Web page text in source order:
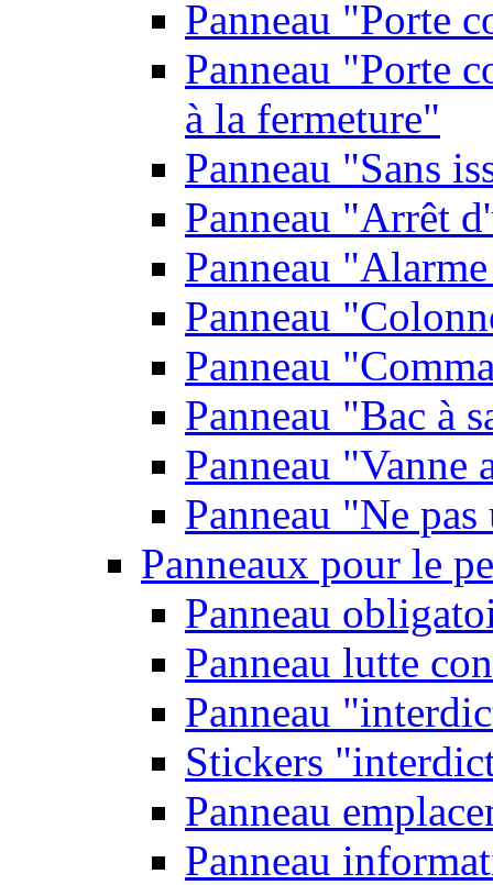
Panneau "Porte
Panneau "Porte
à la fermeture"
Panneau "Sans
Panneau "Arrêt
Panneau
Panneau
Panneau
Panneau "Bac à
Panneau "Vanne
Panneau "Ne
Panneaux pour le
Panneau
Panneau lutte
Panneau
Stickers
Panneau
Panneau